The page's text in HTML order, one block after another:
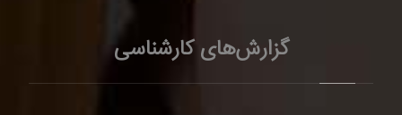
گزارش‌های کارشناسی